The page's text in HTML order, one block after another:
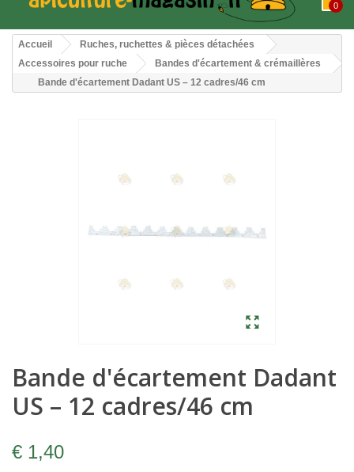
0
Accueil
Ruches, ruchettes & pièces détachées
Accessoires pour ruche
Bandes d'écartement & crémaillères
Bande d'écartement Dadant US – 12 cadres/46 cm
Bande d'écartement Dadant
US – 12 cadres/46 cm
€ 1,40